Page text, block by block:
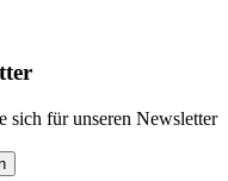
sich für unseren Newsletter